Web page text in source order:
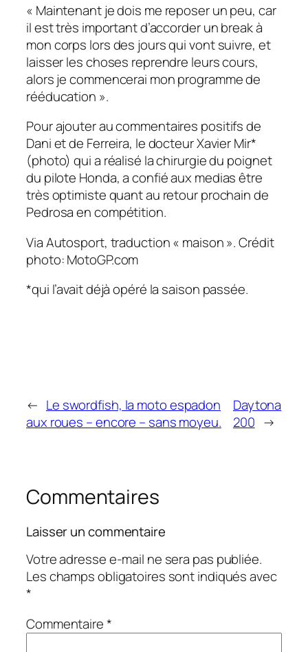
« Maintenant je dois me reposer un peu, car
il est très important d’accorder un break à
mon corps lors des jours qui vont suivre, et
laisser les choses reprendre leurs cours,
alors je commencerai mon programme de
rééducation ».
Pour ajouter au commentaires positifs de
Dani et de Ferreira, le docteur Xavier Mir*
(photo) qui a réalisé la chirurgie du poignet
du pilote Honda, a confié aux medias être
très optimiste quant au retour prochain de
Pedrosa en compétition.
Via Autosport, traduction « maison ». Crédit
photo: MotoGP.com
*qui l’avait déjà opéré la saison passée.
← Le swordfish, la moto espadon
aux roues – encore – sans moyeu.
Daytona
200 →
Commentaires
Laisser un commentaire
Votre adresse e-mail ne sera pas publiée.
Les champs obligatoires sont indiqués avec
*
Commentaire*